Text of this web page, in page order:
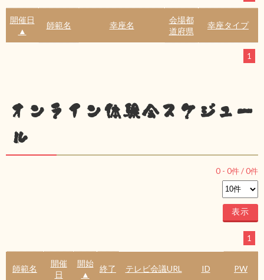
開催日
▲
師範名 幸座名
会場都
道府県
幸座タイプ
1
オンライン体験会スケジュー
ル
0 - 0件 /0件
1
師範名
開催
日
開始
▲
終了 テレビ会議URL ID PW